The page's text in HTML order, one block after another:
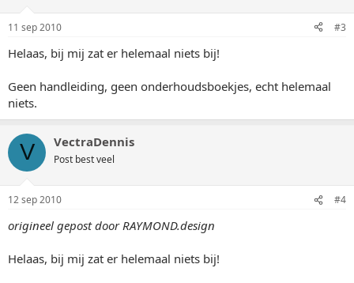
11 sep 2010 #3
Helaas, bij mij zat er helemaal niets bij!
Geen handleiding, geen onderhoudsboekjes, echt helemaal
niets.
V VectraDennis
Post best veel
12 sep 2010 #4
origineel gepost door RAYMOND.design
Helaas, bij mij zat er helemaal niets bij!